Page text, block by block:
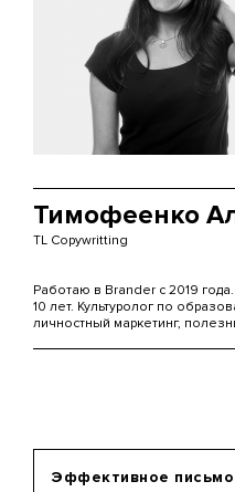
Тимофеенко
TL Copywritting
Работаю в Brander c 2019
10 лет. Культуролог по
личностный маркетинг,
Эффективное письмо